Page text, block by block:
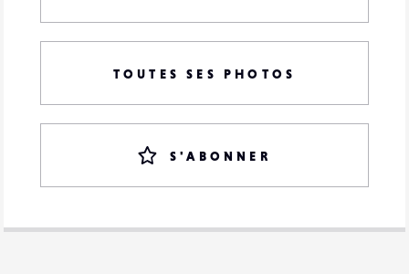
TOUTES SES PHOTOS
S'ABONNER